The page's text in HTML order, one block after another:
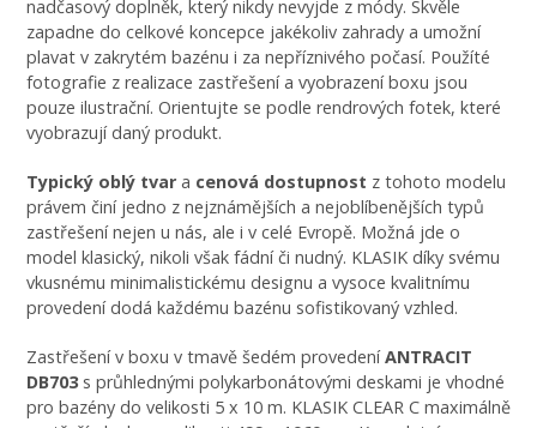
nadčasový doplněk, který nikdy nevyjde z módy. Skvěle
zapadne do celkové koncepce jakékoliv zahrady a umožní
plavat v zakrytém bazénu i za nepříznivého počasí. Použíté
fotografie z realizace zastřešení a vyobrazení boxu jsou
pouze ilustrační. Orientujte se podle rendrových fotek, které
vyobrazují daný produkt.
Typický oblý tvar a cenová dostupnost z tohoto modelu
právem činí jedno z nejznámějších a nejoblíbenějších typů
zastřešení nejen u nás, ale i v celé Evropě. Možná jde o
model klasický, nikoli však fádní či nudný. KLASIK díky svému
vkusnému minimalistickému designu a vysoce kvalitnímu
provedení dodá každému bazénu sofistikovaný vzhled.
Zastřešení v boxu v tmavě šedém provedeníANTRACIT
DB703s průhlednými polykarbonátovými deskami je vhodné
pro bazény do velikosti 5 x 10 m. KLASIK CLEAR C maximálně